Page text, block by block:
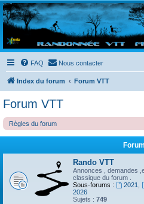
Randovttfree.fr
Bienvenue sur le site des randos vtt et
et bonnes randos dans l'Ouest !
FAQ Nous contacter
Index du forum Forum VTT
Forum VTT
Règles du forum
Forum
Rando VTT
Annonces , demandes
classique du forum .
Sous-forums :
2021
2026
Sujets : 749